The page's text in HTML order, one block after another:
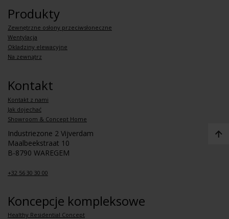
Produkty
Zewnętrzne osłony przeciwsłoneczne
Wentylacja
Okladziny elewacyjne
Na zewnątrz
Kontakt
Kontakt z nami
Jak dojechać
Showroom & Concept Home
Industriezone 2 Vijverdam
Maalbeekstraat 10
B-8790 WAREGEM
+32 56 30 30 00
Koncepcje kompleksowe
Healthy Residential Concept